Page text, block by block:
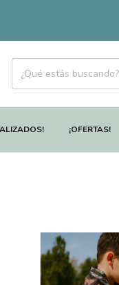
¡OFERTAS!